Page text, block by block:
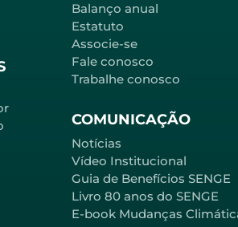
Balanço anual
Estatuto
Associe-se
Fale conosco
Trabalhe conosco
COMUNICAÇÃO
Notícias
Vídeo Institucional
Guia de Benefícios SENGE
Livro 80 anos do SENGE
E-book Mudanças